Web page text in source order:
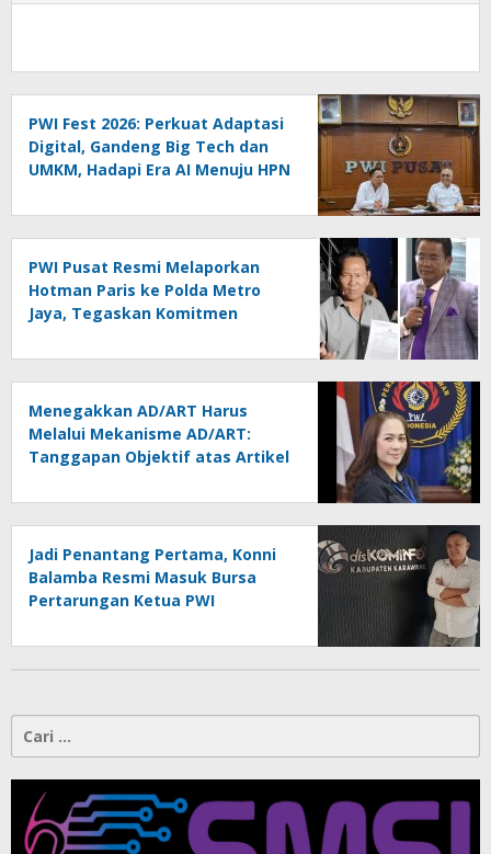
PWI Fest 2026: Perkuat Adaptasi
Digital, Gandeng Big Tech dan
UMKM, Hadapi Era AI Menuju HPN
PWI Pusat Resmi Melaporkan
Hotman Paris ke Polda Metro
Jaya, Tegaskan Komitmen
Menegakkan AD/ART Harus
Melalui Mekanisme AD/ART:
Tanggapan Objektif atas Artikel
Konspirasi Melanggar Aturan”
Jadi Penantang Pertama, Konni
Balamba Resmi Masuk Bursa
Pertarungan Ketua PWI
Cari